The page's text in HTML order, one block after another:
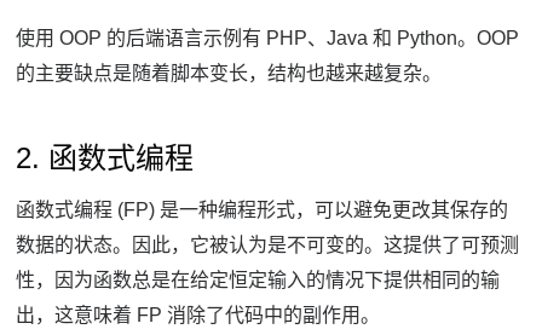
使用 OOP 的后端语言示例有 PHP、Java 和 Python。OOP
的主要缺点是随着脚本变长，结构也越来越复杂。
2. 函数式编程
函数式编程 (FP) 是一种编程形式，可以避免更改其保存的
数据的状态。
因此，它被认为是不可变的。这提供了可预测
性，因为函数总是在给定恒定输入的情况下提供相同的输
出，这意味着 FP 消除了代码中的副作用。